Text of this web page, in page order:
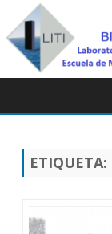
ETIQUETA: